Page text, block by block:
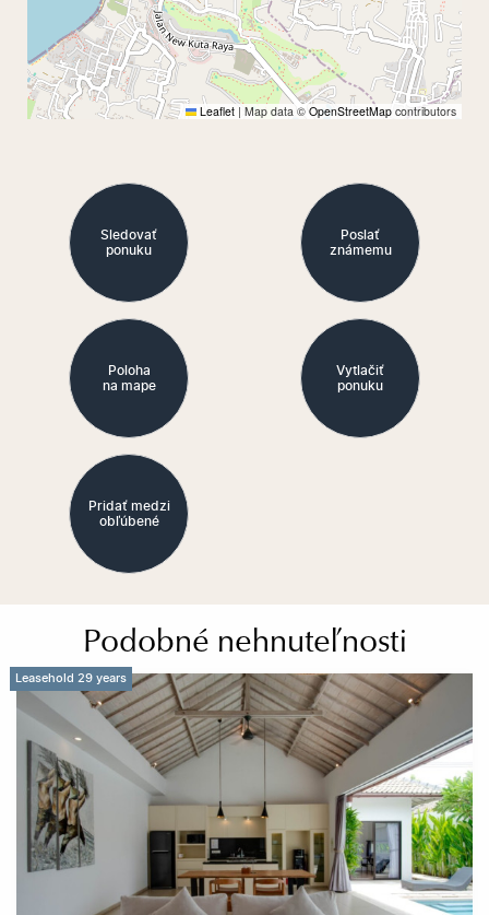
Leaflet | Map data © OpenStreetMap contributors
Sledovať
ponuku
Poslať
známemu
Poloha
na mape
Vytlačiť
ponuku
Pridať medzi
obľúbené
Podobné nehnuteľnosti
Leasehold 29 years